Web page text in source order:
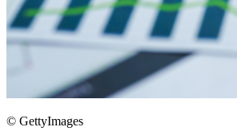
© GettyImages